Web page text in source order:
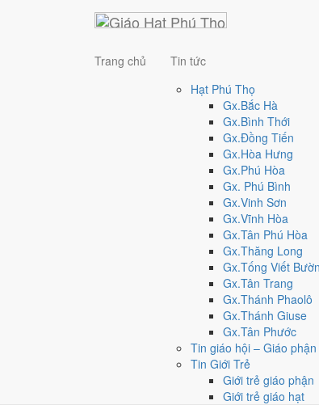
Trang chủ
Tin tức
Hạt Phú Thọ
Gx.Bắc Hà
Gx.Bình Thới
Gx.Đồng Tiến
Gx.Hòa Hưng
Gx.Phú Hòa
Gx. Phú Bình
Gx.Vinh Sơn
Gx.Vĩnh Hòa
Gx.Tân Phú Hòa
Gx.Thăng Long
Gx.Tống Viết
Gx.Tân Trang
Gx.Thánh Phaolô
Gx.Thánh Giuse
Gx.Tân Phước
Tin giáo hội – Giáo phận
Tin Giới Trẻ
Giới trẻ giáo phận
Giới trẻ giáo hạt